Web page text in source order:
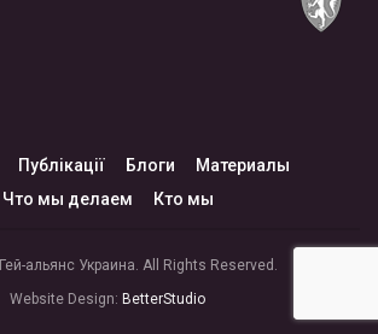
Публікації Блоги
Материалы
Что мы делаем
Кто мы
альянс Украина. All Rights Reserved.
Website Design: BetterStudio